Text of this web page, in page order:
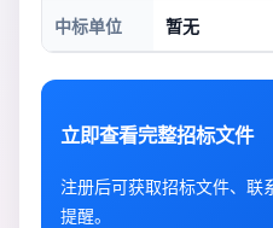
中标单位 暂无
立即查看完整招标文件
注册后可获取招标文件、联
提醒。